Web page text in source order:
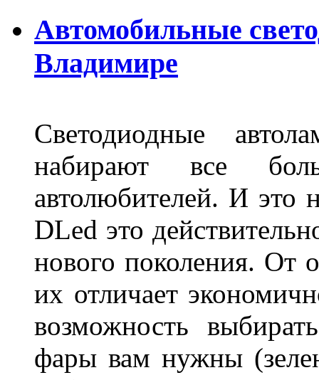
Автомобильные
Владимире
Светодиодные
набирают все
автолюбителей. И это
DLed это
нового поколения. От
их отличает
возможность
фары вам нужны